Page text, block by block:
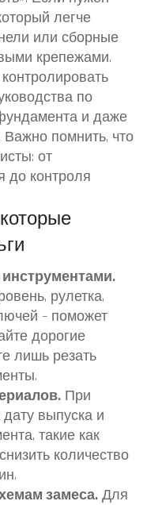
легче
или сборные
крепежами.
по
и даже
Важно помнить, что
от
до контроля
рулетка,
– поможет
дорогие
лишь резать
При
выпуска и
такие как
количество
замеса. Для